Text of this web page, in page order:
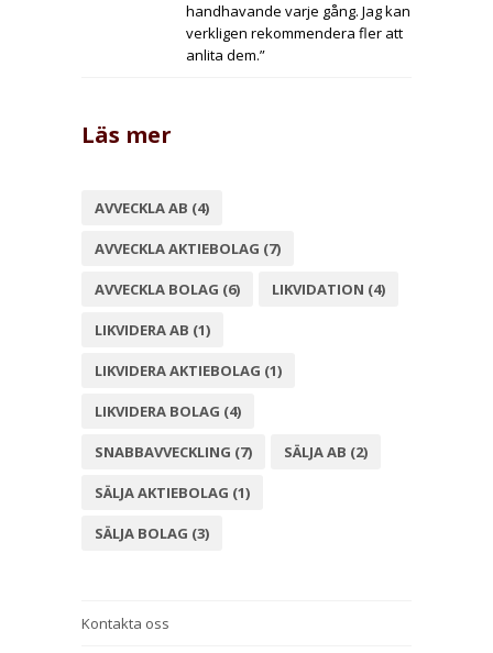
handhavande varje gång. Jag kan
verkligen rekommendera fler att
anlita dem.”
Läs mer
AVVECKLA AB (4)
AVVECKLA AKTIEBOLAG (7)
AVVECKLA BOLAG (6) LIKVIDATION (4)
LIKVIDERA AB (1)
LIKVIDERA AKTIEBOLAG (1)
LIKVIDERA BOLAG (4)
SNABBAVVECKLING (7) SÄLJA AB (2)
SÄLJA AKTIEBOLAG (1)
SÄLJA BOLAG (3)
Kontakta oss